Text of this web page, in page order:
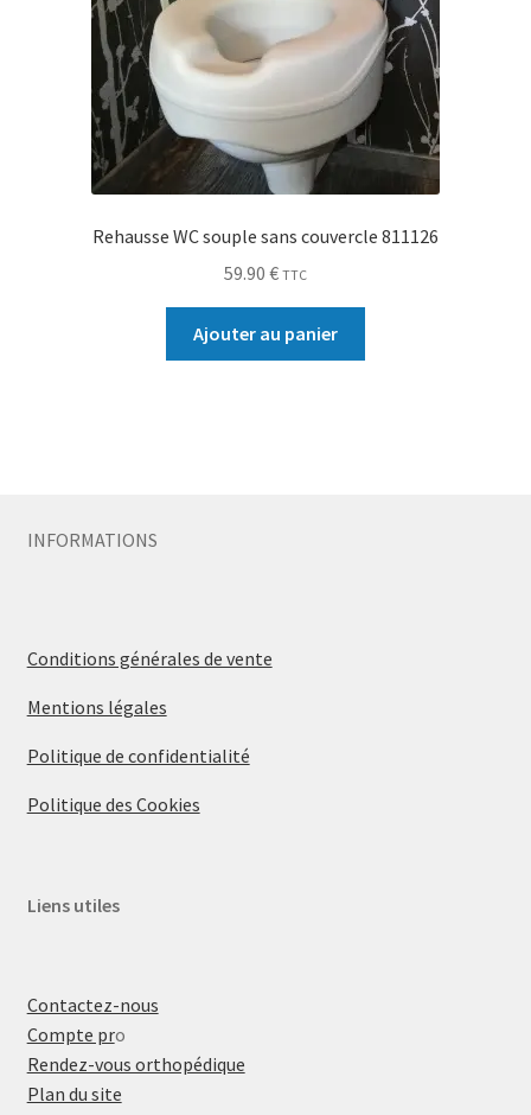
Rehausse WC souple sans couvercle 811126
59.90 € TTC
Ajouter au panier
INFORMATIONS
Conditions générales de vente
Mentions légales
Politique de confidentialité
Politique des Cookies
Liens utiles
Contactez-nous
Compte pro
Rendez-vous orthopédique
Plan du site